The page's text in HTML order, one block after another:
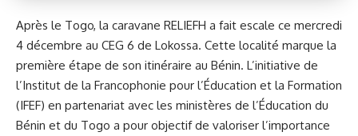
Après le Togo, la caravane RELIEFH a fait escale ce mercredi
4 décembre au CEG 6 de Lokossa. Cette localité marque la
première étape de son itinéraire au Bénin. L’initiative de
l’Institut de la Francophonie pour l’Éducation et la Formation
(IFEF) en partenariat avec les ministères de l’Éducation du
Bénin et du Togo a pour objectif de valoriser l’importance